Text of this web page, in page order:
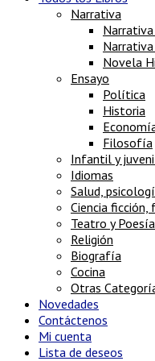
Narrativa
Novela
Ensayo
Política
Historia
Filosofía
Infantil y
Idiomas
Salud,
Ciencia
Teatro y Poesía
Religión
Biografía
Cocina
Otras
Novedades
Contáctenos
Mi cuenta
Lista de deseos